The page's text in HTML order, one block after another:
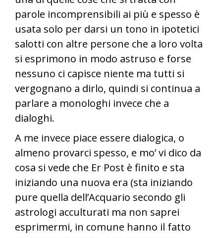
parole incomprensibili ai più e spesso è
usata solo per darsi un tono in ipotetici
salotti con altre persone che a loro volta
si esprimono in modo astruso e forse
nessuno ci capisce niente ma tutti si
vergognano a dirlo, quindi si continua a
parlare a monologhi invece che a
dialoghi.
A me invece piace essere dialogica, o
almeno provarci spesso, e mo’ vi dico da
cosa si vede che Er Post è finito e sta
iniziando una nuova era (sta iniziando
pure quella dell’Acquario secondo gli
astrologi acculturati ma non saprei
esprimermi, in comune hanno il fatto